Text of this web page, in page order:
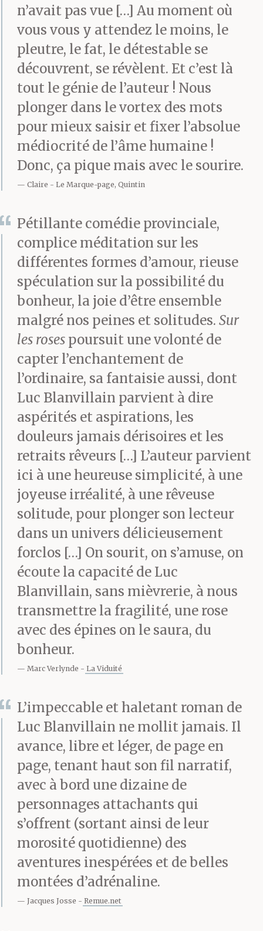
— J’ai beaucoup aimé ce
bouquin, l’informa
Joëlle en brandissant un
bref opus
ostensiblement sobre.
C’est écrit à l’os. Aucun
gras.
pas acquiescé assez
vigoureusement, elle
développa.
— L’autrice a trouvé une
langue. Bouleversant.
Il bredouilla quelque
chose, trahissant qu’il
n’avait pas même
ouvert le volume. Elle
eut la bonté de ne pas
lui en faire grief. Joëlle
professait un goût très
vif pour les récits
tragiques, vertébrés,
lourds secrets de
famille, confessions
pénibles, humiliations,
domination. Elle prisait
les syntaxes
minimalistes ou, au
contraire, les flux
lacrymaux, dont elle
citait des bribes sur son
blog, ornementées
d’enluminures
numériques et
n’avait pas vue […] Au moment où
vous vous y attendez le moins, le
pleutre, le fat, le détestable se
découvrent, se révèlent. Et c’est là
tout le génie de l’auteur ! Nous
plonger dans le vortex des mots
pour mieux saisir et fixer l’absolue
médiocrité de l’âme humaine !
Donc, ça pique mais avec le sourire.
Claire Le Marque-page, Quintin
Pétillante comédie provinciale,
complice méditation sur les
différentes formes d’amour, rieuse
spéculation sur la possibilité du
bonheur, la joie d’être ensemble
malgré nos peines et solitudes. Sur
les roses poursuit une volonté de
capter l’enchantement de
l’ordinaire, sa fantaisie aussi, dont
Luc Blanvillain parvient à dire
aspérités et aspirations, les
douleurs jamais dérisoires et les
retraits rêveurs […] L’auteur parvient
ici à une heureuse simplicité, à une
joyeuse irréalité, à une rêveuse
solitude, pour plonger son lecteur
dans un univers délicieusement
forclos […] On sourit, on s’amuse, on
écoute la capacité de Luc
Blanvillain, sans mièvrerie, à nous
transmettre la fragilité, une rose
avec des épines on le saura, du
bonheur.
Marc Verlynde La Viduité
L’impeccable et haletant roman de
Luc Blanvillain ne mollit jamais. Il
avance, libre et léger, de page en
page, tenant haut son fil narratif,
avec à bord une dizaine de
personnages attachants qui
s’offrent (sortant ainsi de leur
morosité quotidienne) des
aventures inespérées et de belles
montées d’adrénaline.
Jacques Josse Remue.net